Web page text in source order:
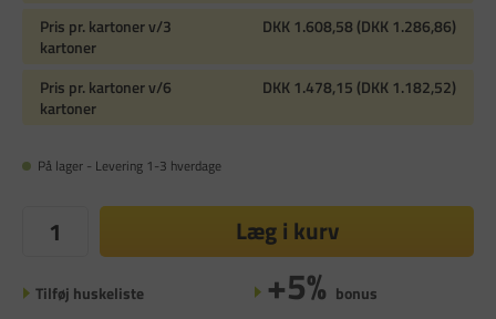
Pris pr. kartoner v/3
kartoner
DKK 1.608,58 (DKK 1.286,86)
Pris pr. kartoner v/6
kartoner
DKK 1.478,15 (DKK 1.182,52)
På lager - Levering 1-3 hverdage
Læg i kurv
Tilføj huskeliste +5% bonus